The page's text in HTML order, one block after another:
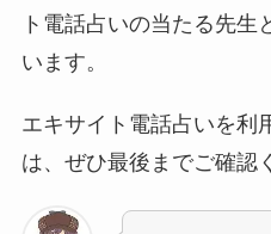
ト電話占いの当たる先生
います。
エキサイト電話占いを利
は、ぜひ最後までご確認